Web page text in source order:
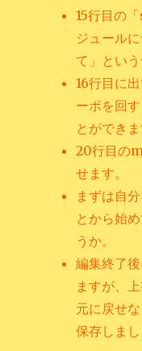
15行目の
ジュール
て」という
16行目に
ーボを回
とができま
20行目の
せます。
まずは自
とから始
うか。
編集終了
ますが、
元に戻せ
保存しまし